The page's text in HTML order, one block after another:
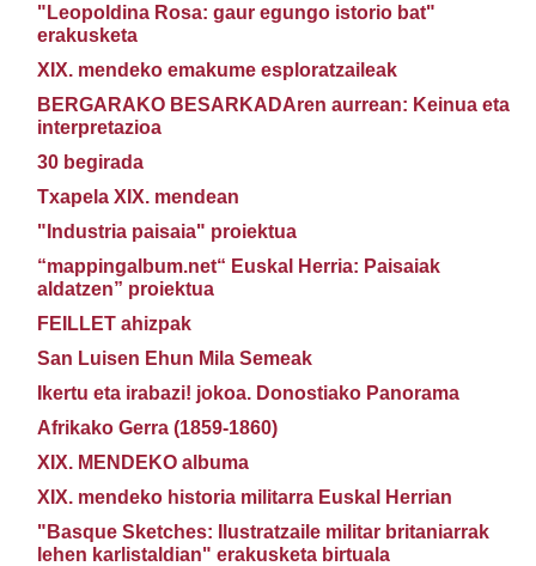
"Leopoldina Rosa: gaur egungo istorio bat"
erakusketa
XIX. mendeko emakume esploratzaileak
BERGARAKO BESARKADAren aurrean: Keinua eta
interpretazioa
30 begirada
Txapela XIX. mendean
"Industria paisaia" proiektua
“mappingalbum.net“ Euskal Herria: Paisaiak
aldatzen” proiektua
FEILLET ahizpak
San Luisen Ehun Mila Semeak
Ikertu eta irabazi! jokoa. Donostiako Panorama
Afrikako Gerra (1859-1860)
XIX. MENDEKO albuma
XIX. mendeko historia militarra Euskal Herrian
"Basque Sketches: Ilustratzaile militar britaniarrak
lehen karlistaldian" erakusketa birtuala